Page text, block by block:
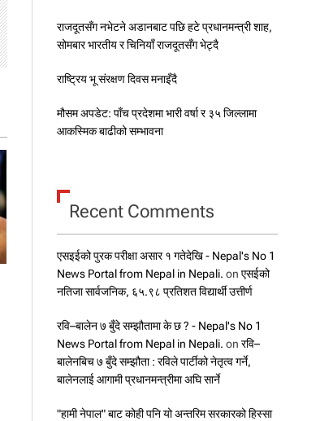
राजदूतसँग नभेटने अडानबाट पछि हटे प्रधानमन्त्री शाह,
सोमबार भारतीय र चिनियाँ राजदूतसँग भेट्दै
राष्ट्रिय भू संरक्षण दिवस मनाइँदै
मौसम अपडेट: पाँच प्रदेशमा भारी वर्षा र ३५ जिल्लामा
आकस्मिक बाढीको सम्भावना
Recent Comments
एसइईको पुरक परीक्षा असार १ गतेदेखि - Nepal's No 1
News Portal from Nepal in Nepali. on एसईको
नतिजा सार्वजनिक, ६५.९८ प्रतिशत विद्यार्थी उत्तीर्ण
रवि–बालेन ७ बुँदे सम्झौतामा के छ ? - Nepal's No 1
News Portal from Nepal in Nepali. on रवि–
बालेनबिच ७ बुँदे सम्झौता : रविले पार्टीको नेतृत्व गर्ने,
बालेनलाई आगामी प्रधानमन्त्रीमा अघि सार्ने
"हामी नेपाल" बाट कोही पनि यो अन्तरिम सरकारको हिस्सा